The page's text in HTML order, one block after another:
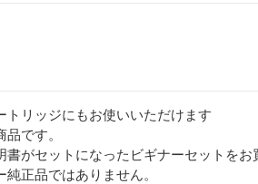
トリッジにもお使いいただけます
です。
書がセットになったビギナーセットをお
正品ではありません。